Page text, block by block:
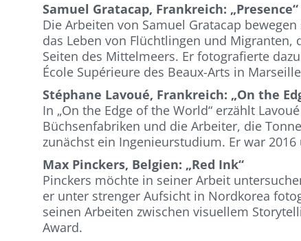
Samuel Gratacap, Frankreich: „Presence“
Die Arbeiten von Samuel Gratacap
das Leben von Flüchtlingen und Migranten,
Seiten des Mittelmeers. Er fotografierte
École Supérieure des Beaux-Arts in
Stéphane Lavoué, Frankreich: „On the
In „On the Edge of the World“ erzählt
Büchsenfabriken und die Arbeiter, die
zunächst ein Ingenieurstudium. Er war
Max Pinckers, Belgien: „Red Ink“
Pinckers möchte in seiner Arbeit
er unter strenger Aufsicht in Nordkorea
seinen Arbeiten zwischen visuellem
Award.